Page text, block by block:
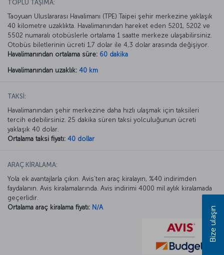
TOPLU TAŞIMA:
Taoyuan Uluslararası Havalimanı (TPE) Taipei şehir merkezine yaklaşık
40 kilometre uzaklıkta. Havalimanından hareket eden 5201, 5202 ve
5502 numaralı otobüslerle ortalama 1 saatte merkeze ulaşabilirsiniz.
Otobüs biletlerinin ücreti 1,7 dolar ile 4,3 dolar arasında değişiyor.
Havalimanından ortalama süre: 60 dakika
Havalimanından uzaklık: 40 km
TAKSİ:
Havalimanından şehir merkezine daha hızlı ulaşmak için taksileri
tercih edebilirsiniz. 25 dakika süren taksi yolculuğunun ücreti
yaklaşık 40 dolar.
Ortalama taksi fiyatı: 40 dollar
ARAÇ KİRALAMA:
Yola ek avantajlarla çıkın. Avis’ten araç kiralayın, %40 indirimden
faydalanın. Avis kiralamalarında. Avis indirimi 4000 mil aylık kiralamada
geçerlidir.
Ortalama araç kiralama fiyatı: N/A Bize ulaşın